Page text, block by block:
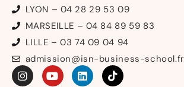
LYON – 04 28 29 53 09
MARSEILLE – 04 84 89 59 83
LILLE – 03 74 09 04 94
admission@isn-business-school.fr